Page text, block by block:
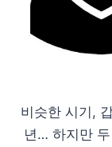
비슷한 시기,
년… 하지만